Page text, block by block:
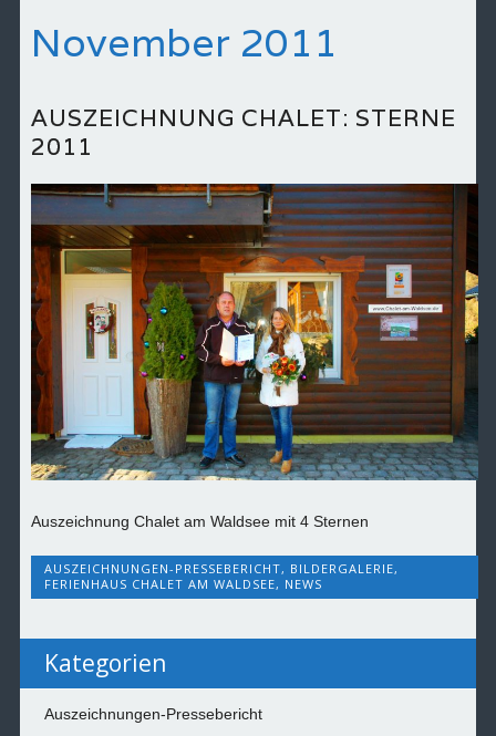
November 2011
AUSZEICHNUNG CHALET: STERNE
2011
Auszeichnung Chalet am Waldsee mit 4 Sternen
AUSZEICHNUNGEN-PRESSEBERICHT, BILDERGALERIE,
FERIENHAUS CHALET AM WALDSEE, NEWS
Kategorien
Auszeichnungen-Pressebericht